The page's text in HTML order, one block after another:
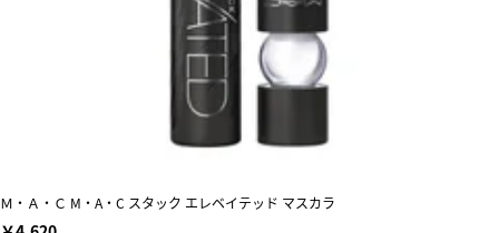
Ｍ・Ａ・Ｃ M・A・C スタック エレベイテッド マスカラ